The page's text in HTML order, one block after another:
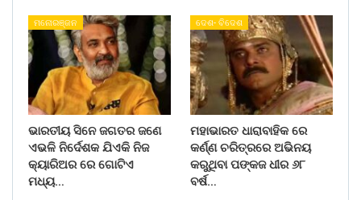
ମନୋରଞ୍ଜନ
ଭାରତୀୟ ସିନେ ଜଗତର ଜଣେ
ଏଭଳି ନିର୍ଦେଶକ ଯିଏକି ନିଜ
କ୍ୟାରିଅର ରେ ଗୋଟିଏ
ମଧ୍ୟ…
ଦେଶ- ବିଦେଶ
ମହାଭାରତ ଧାରାବାହିକ ରେ
କର୍ଣ୍ଣ ଚରିତ୍ରରେ ଅଭିନୟ
କରୁଥିବା ପଙ୍କଜ ଧୀର ୬୮
ବର୍ଷ…